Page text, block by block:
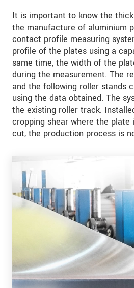
It is important to know the
the manufacture of aluminium
contact profile measuring
profile of the plates using a
same time, the width of the
during the measurement. The
and the following roller stands
using the data obtained. The
the existing roller track.
cropping shear where the
cut, the production process is